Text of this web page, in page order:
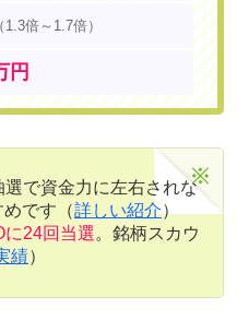
（1.3倍～1.7倍）
円
選で資金力に左右されな
です（詳しい紹介）
に24回当選。銘柄スカウ
績）